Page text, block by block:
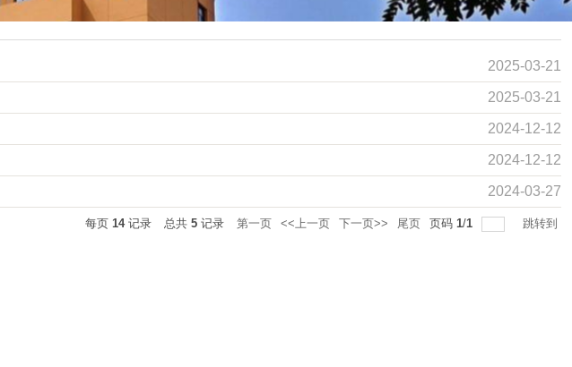
2025-03-21
2025-03-21
2024-12-12
2024-12-12
2024-03-27
每页 14记录 总共 5 记录 第一页 <<上一页 下一页>> 尾页 页码 1/1 跳转到